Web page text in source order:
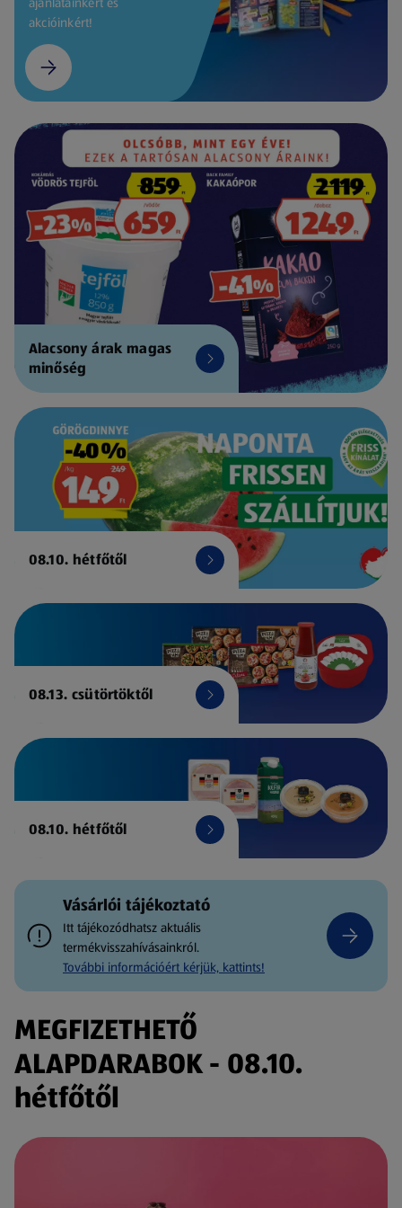
akcióinkért!
Alacsony árak magas
minőség
08.10. hétfőtől
08.13. csütörtöktől
08.10. hétfőtől
Vásárlói tájékoztató
Itt tájékozódhatsz aktuális
termékvisszahívásainkról.
További információért kérjük, kattints!
MEGFIZETHETŐ
ALAPDARABOK - 08.10.
hétfőtől